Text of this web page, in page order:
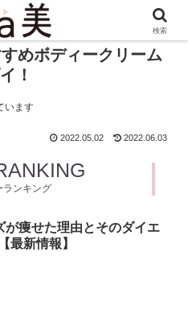
めボディークリーム
！
います
2022.05.02 2022.06.03
ランキング
が痩せた理由とそのダイエ
最新情報】
検索